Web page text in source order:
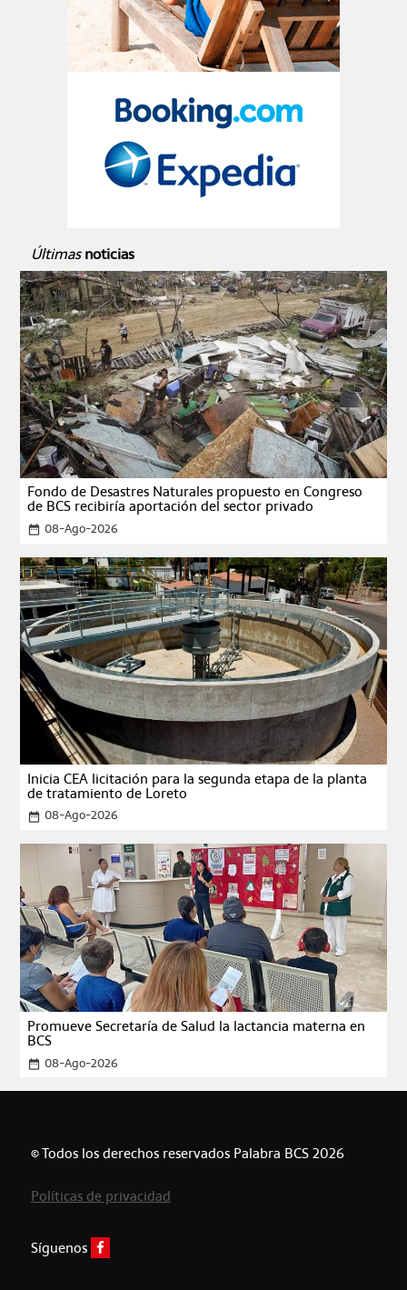
Últimas noticias
Fondo de Desastres Naturales propuesto en Congreso
de BCS recibiría aportación del sector privado
date_range 08-Ago-2026
Inicia CEA licitación para la segunda etapa de la planta
de tratamiento de Loreto
date_range 08-Ago-2026
Promueve Secretaría de Salud la lactancia materna en
BCS
date_range 08-Ago-2026
© Todos los derechos reservados Palabra BCS 2026
Políticas de privacidad
Síguenos